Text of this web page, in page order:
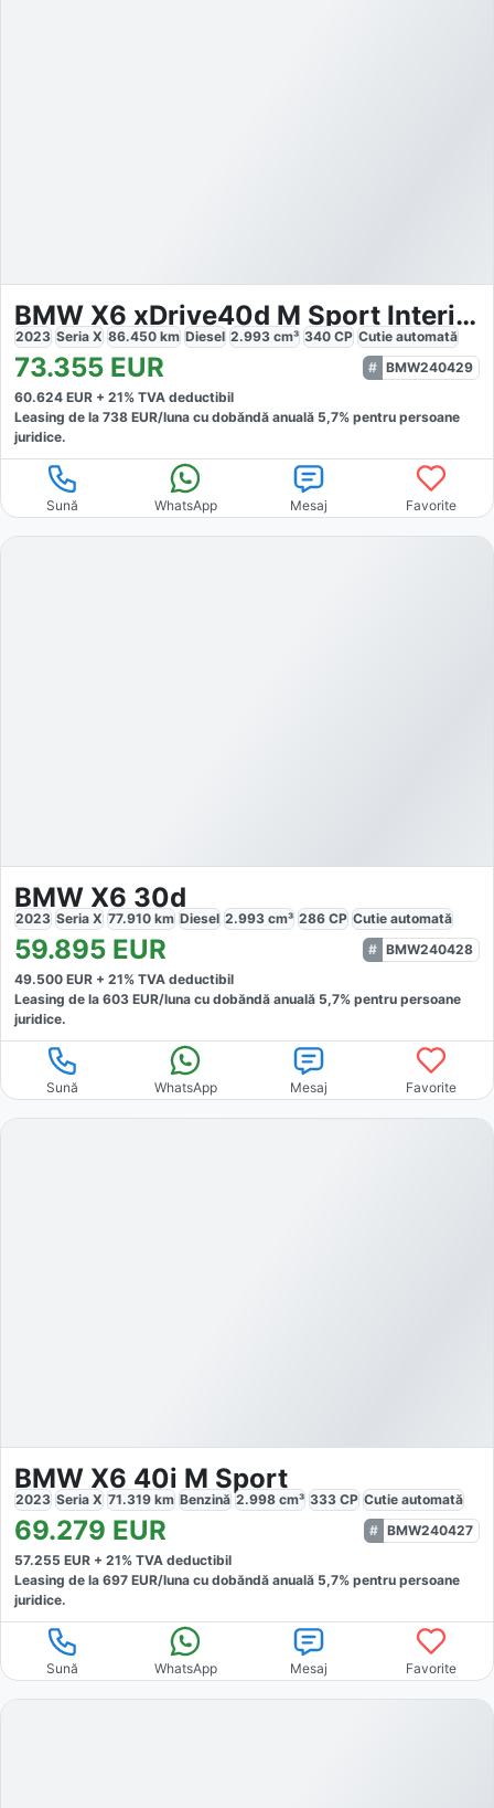
BMW X6 xDrive40d M Sport Interior Individual
2023 Seria X 86.450 km Diesel 2.993 cm³ 340 CP Cutie automată
73.355 EUR
BMW240429
60.624 EUR + 21% TVA deductibil
Leasing de la 738 EUR/luna cu dobăndă anuală 5,7% pentru persoane
juridice.
Sună WhatsApp Mesaj Favorite
BMW X6 30d
2023 Seria X 77.910 km Diesel 2.993 cm³ 286 CP Cutie automată
59.895 EUR
BMW240428
49.500 EUR + 21% TVA deductibil
Leasing de la 603 EUR/luna cu dobăndă anuală 5,7% pentru persoane
juridice.
Sună WhatsApp Mesaj Favorite
BMW X6 40i M Sport
2023 Seria X 71.319 km Benzină 2.998 cm³ 333 CP Cutie automată
69.279 EUR
BMW240427
57.255 EUR + 21% TVA deductibil
Leasing de la 697 EUR/luna cu dobăndă anuală 5,7% pentru persoane
juridice.
Sună WhatsApp Mesaj Favorite